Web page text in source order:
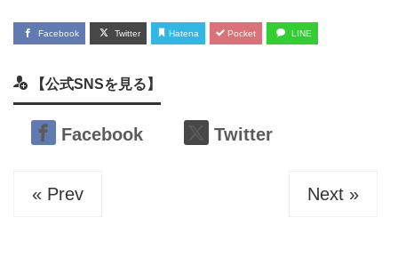
Facebook Twitter Hatena Pocket LINE
【公式SNSを見る】
Facebook Twitter
« Prev Next »